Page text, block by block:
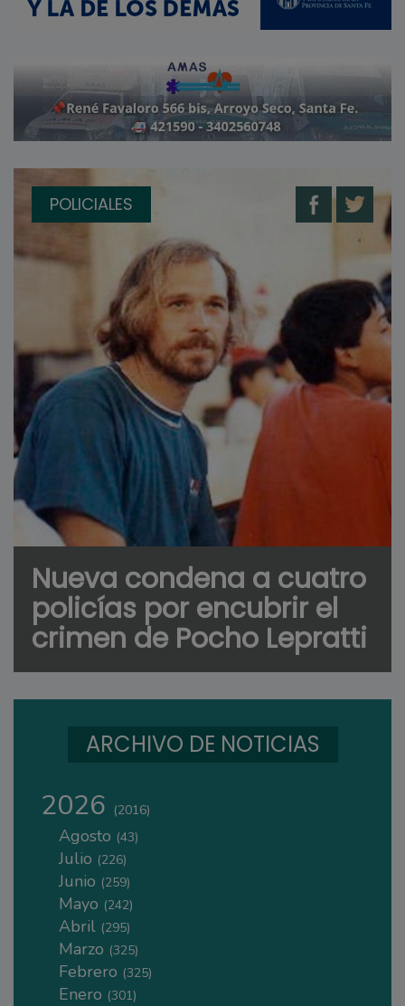
POLICIALES
Nueva condena a cuatro
policías por encubrir el
crimen de Pocho Lepratti
ARCHIVO DE NOTICIAS
2026 (2016)
Agosto (43)
Julio (226)
Junio (259)
Mayo (242)
Abril (295)
Marzo (325)
Febrero (325)
Enero (301)